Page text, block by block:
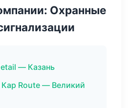
Охранные
— Казань
Route — Великий